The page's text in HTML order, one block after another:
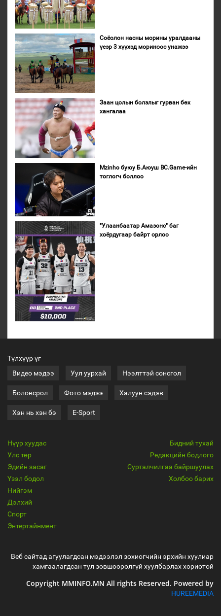
Соёолон насны морины уралдааны
үеэр 3 хүүхэд мориноос унажээ
Заан цолын болзлыг гурван бөх
хангалаа
Mzinho буюу Б.Аюуш BC.Game-ийн
тоглогч боллоо
"Улаанбаатар Амазонс" баг
хоёрдугаар байрт орлоо
Түлхүүр үг
Видео мэдээ
Уул уурхай Нээлттэй сонсгол
Боловсрол Фото мэдээ Халуун сэдэв
Хэн нь хэн бэ E-Sport
Нүүр хуудас
Улс төр
Эдийн засаг
Үзэл бодол
Нийгэм
Дэлхий
Спорт
Энтертайнмент
Бидний тухай
Редакцийн бодлого
Сурталчилгаа байршуулах
Холбоо барих
Веб сайтад агуулагдсан мэдээлэл зохиогчийн эрхийн хуулиар
хамгаалагдсан тул зөвшөөрөлгүй хуулбарлах хориотой
Copyright MMINFO.MN All rights Reserved. Powered by
HUREEMEDIA